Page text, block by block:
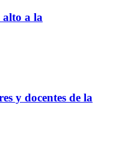
alto a la
y docentes de la